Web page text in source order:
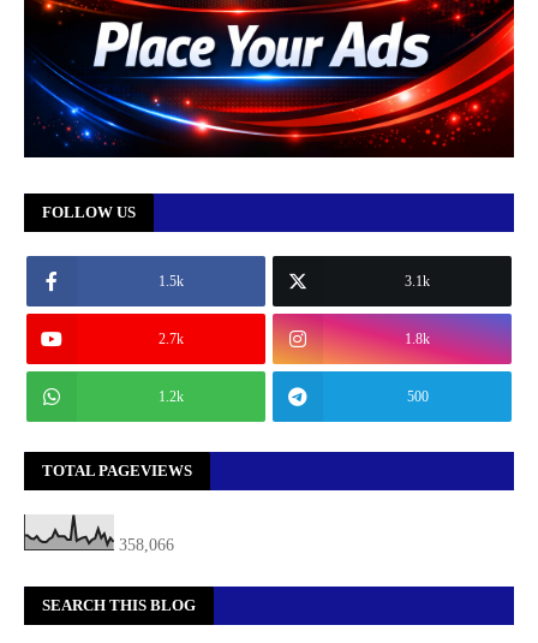
FOLLOW US
1.5k 3.1k
2.7k 1.8k
1.2k 500
TOTAL PAGEVIEWS
358,066
SEARCH THIS BLOG